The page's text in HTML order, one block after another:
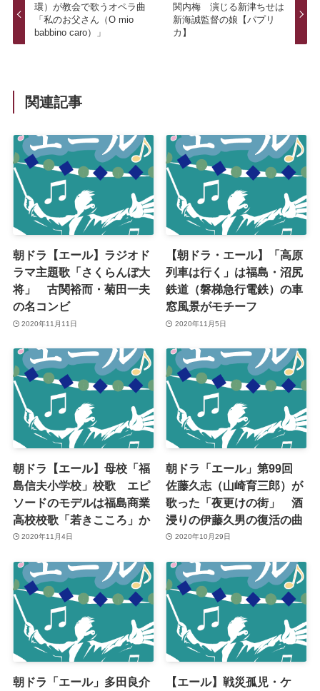
環）が教会で歌うオペラ曲
「私のお父さん（O mio
babbino caro）」
関内梅 演じる新津ちせは
新海誠監督の娘【パプリ
カ】
関連記事
朝ドラ【エール】ラジオド
ラマ主題歌「さくらんぼ大
将」 古関裕而・菊田一夫
の名コンビ
2020年11月11日
【朝ドラ・エール】「高原
列車は行く」は福島・沼尻
鉄道（磐梯急行電鉄）の車
窓風景がモチーフ
2020年11月5日
朝ドラ【エール】母校「福
島信夫小学校」校歌 エピ
ソードのモデルは福島商業
高校校歌「若きこころ」か
2020年11月4日
朝ドラ「エール」第99回
佐藤久志（山崎育三郎）が
歌った「夜更けの街」 酒
浸りの伊藤久男の復活の曲
2020年10月29日
朝ドラ「エール」多田良介
【エール】戦災孤児・ケ